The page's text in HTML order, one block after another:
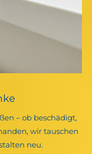
– ob beschädigt,
wir tauschen
neu.